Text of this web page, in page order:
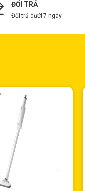
ĐỔI TRẢ
Đổi trả dưới 7 ngày